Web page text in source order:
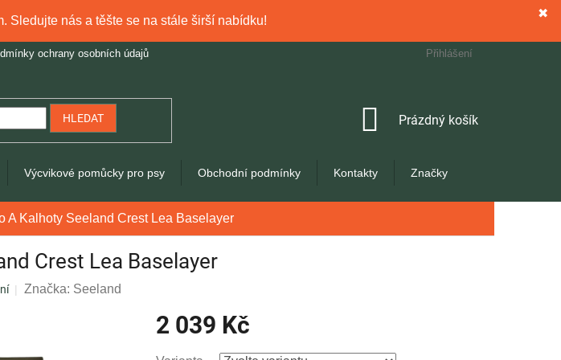
Sledujte nás a těšte se na stále širší nabídku!
✖
ochrany osobních údajů Přihlášení
HLEDAT
NÁKUPNÍ
Prázdný košík
Výcvikové pomůcky pro psy Obchodní podmínky Kontakty Značky
A Kalhoty Seeland Crest Lea Baselayer
Crest Lea Baselayer
Značka: Seeland
2 039 Kč
Měrná